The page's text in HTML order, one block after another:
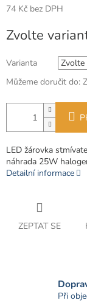
74 Kč bez DPH
cena:
Zvolte
Varianta
Můžeme doručit do:
LED žárovka
náhrada 25W
Detailní informace
ZEPTAT SE
Při